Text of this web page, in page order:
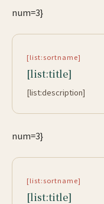
num=3}
[list:sortname]
[list:title]
[list:description]
num=3}
[list:sortname]
[list:title]